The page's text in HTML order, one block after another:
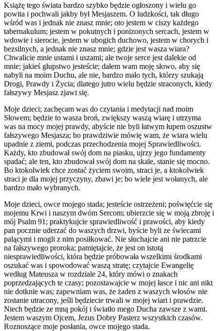
Książę tego świata bardzo szybko będzie ogłoszony i wielu go
powita i pochwali jakby był Mesjaszem. O ludzkości, tak długo
wśród was i jednak nie znasz mnie; oto jestem w ciszy każdego
tabernakulum; jestem w pokutnych i ponizonych sercach, jestem w
wdowie i sierocie, jestem w ubogich duchowo, jestem w chorych i
bezsilnych, a jednak nie znasz mnie; gdzie jest wasza wiara?
Chwalicie mnie ustami i uszami; ale twoje serce jest dalekie od
mnie; jakieś głupstwo jesteście; dałem wam moję słowo, aby się
nabyli na moim Duchu, ale nie, bardzo mało tych, którzy szukają
Drogi, Prawdy i Życia; dlatego jutro wielu będzie straconych, kiedy
fałszywy Mesjasz zjawi się.
Moje dzieci; zachęcam was do czytania i medytacji nad moim
Słowem; będzie to wasza broń, zwiększy waszą wiarę i utrzyma
was na mocy mojej prawdy, abyście nie byli łatwym łupem oszustw
fałszywego Mesjasza; bo prawdziwie mówię wam, że wiara wielu
upadnie z ziemi, podczas przechodzenia mojej Sprawiedliwości.
Każdy, kto zbudował swój dom na piasku, ujrzy jego fundamenty
spadać; ale ten, kto zbudował swój dom na skale, stanie się mocno.
Bo ktokolwiek chce zostać życiem swoim, straci je, a ktokolwiek
straci je dla mojej przyczyny, zbawi je; bo wiele jest wołanych, ale
bardzo mało wybranych.
Moje dzieci, owce mojego stada; jesteście ostrzeżeni; poświęćcie się
mojemu Krwi i naszym dwóm Sercom; ubierzcie się w moją zbroję i
mój Psalm 91; praktykujcie sprawiedliwość i prawości, aby kiedy
pan pocznie uderzać do waszych drzwi, byście byli ze świecami
palącymi i mogli z nim posiłkować. Nie słuchajcie ani nie patrzcie
na fałszywego proroka; pamiętajcie, że jest on istotą
niesprawiedliwości, która będzie próbowała wszelkimi środkami
oszukać was i spowodować waszą stratę; czytajcie Ewangelię
według Mateusza w rozdziale 24, który mówi o znakach
poprzedzających te czasy; pozostawajcie w mojej łasce i nic ani nikt
nie dotknie was; zapewniam was, że żaden z waszych włosów nie
zostanie utracony, jeśli będziecie trwali w mojej wiari i prawdzie.
Niech będzie ze mną pokój i światło mego Ducha zawsze z wami.
Jestem waszym Ojcem, Jezus Dobry Pasterz wszystkich czasów.
Roznoszące moje posłania, owce mojego stada.